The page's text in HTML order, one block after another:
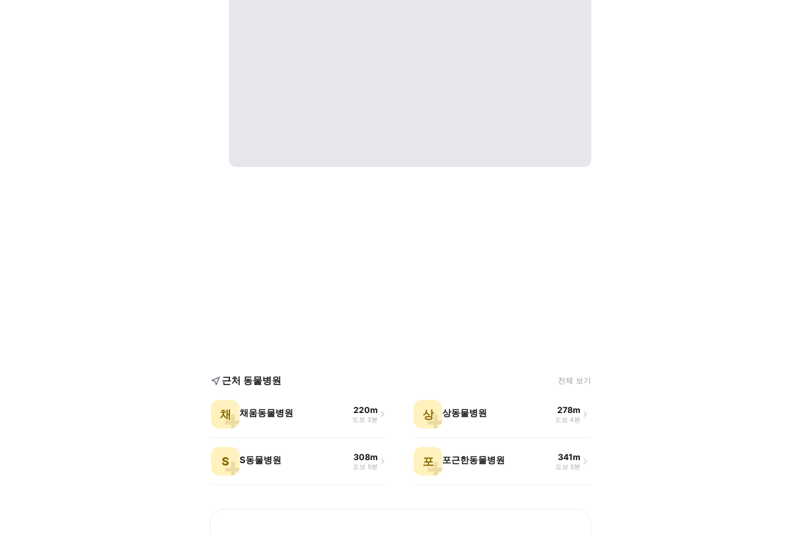
근처 동물병원 전체 보기
채 채움동물병원 220m
도보 3분 상 상동물병원 278m
도보 4분
S S동물병원 308m
도보 5분 포 포근한동물병원 341m
도보 5분